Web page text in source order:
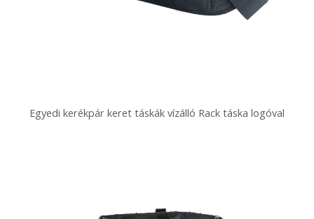
Egyedi kerékpár keret táskák vízálló Rack táska logóval